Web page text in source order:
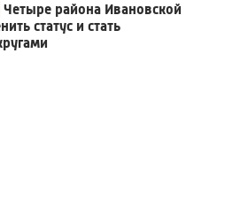
Четыре района Ивановской
статус и стать